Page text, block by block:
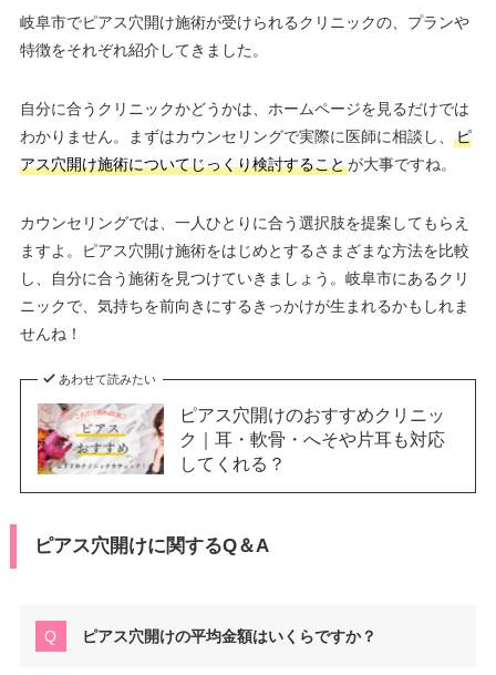
岐阜市でピアス穴開け施術が受けられるクリニックの、プランや
特徴をそれぞれ紹介してきました。
自分に合うクリニックかどうかは、ホームページを見るだけでは
わかりません。まずはカウンセリングで実際に医師に相談し、
ピ
アス穴開け施術についてじっくり検討することが大事ですね。
カウンセリングでは、一人ひとりに合う選択肢を提案してもらえ
ますよ。ピアス穴開け施術をはじめとするさまざまな方法を比較
し、自分に合う施術を見つけていきましょう。岐阜市にあるクリ
ニックで、気持ちを前向きにするきっかけが生まれるかもしれま
せんね！
あわせて読みたい
ピアス穴開けのおすすめクリニッ
ク｜耳・軟骨・へそや片耳も対応
してくれる？
ピアス穴開けに関するQ＆A
ピアス穴開けの平均金額はいくらですか？